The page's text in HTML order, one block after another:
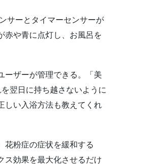
サーとタイマーセンサーが
赤や青に点灯し、お風呂を
ーザーが管理できる。「美
翌日に持ち越さないように
しい入浴方法も教えてくれ
花粉症の症状を緩和する
ス効果を最大化させるだけ